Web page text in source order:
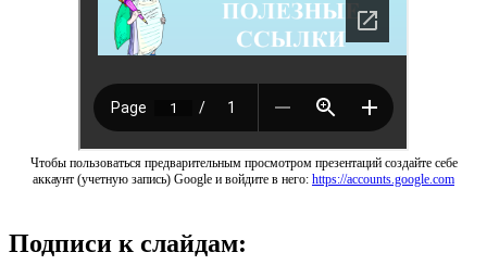
Чтобы пользоваться предварительным просмотром презентаций создайте себе
аккаунт (учетную запись) Google и войдите в него: https://accounts.google.com
Подписи к слайдам: